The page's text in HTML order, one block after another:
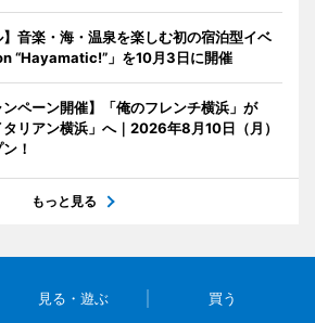
】音楽・海・温泉を楽しむ初の宿泊型イベ
“Hayamatic!”」を10月3日に開催
ンペーン開催】「俺のフレンチ横浜」が
タリアン横浜」へ｜2026年8月10日（月）
！
もっと見る
見る・遊ぶ 買う